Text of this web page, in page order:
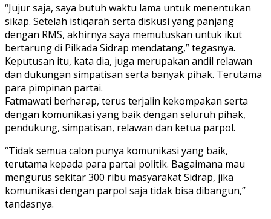
“Jujur saja, saya butuh waktu lama untuk menentukan
sikap. Setelah istiqarah serta diskusi yang panjang
dengan RMS, akhirnya saya memutuskan untuk ikut
bertarung di Pilkada Sidrap mendatang,” tegasnya.
Keputusan itu, kata dia, juga merupakan andil relawan
dan dukungan simpatisan serta banyak pihak. Terutama
para pimpinan partai.
Fatmawati berharap, terus terjalin kekompakan serta
dengan komunikasi yang baik dengan seluruh pihak,
pendukung, simpatisan, relawan dan ketua parpol.
“Tidak semua calon punya komunikasi yang baik,
terutama kepada para partai politik. Bagaimana mau
mengurus sekitar 300 ribu masyarakat Sidrap, jika
komunikasi dengan parpol saja tidak bisa dibangun,”
tandasnya.